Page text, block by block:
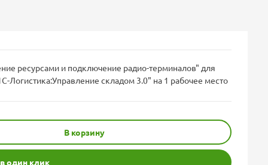
ресурсами и подключение радио-терминалов" для
Логистика:Управление складом 3.0" на 1 рабочее место
В корзину
один клик